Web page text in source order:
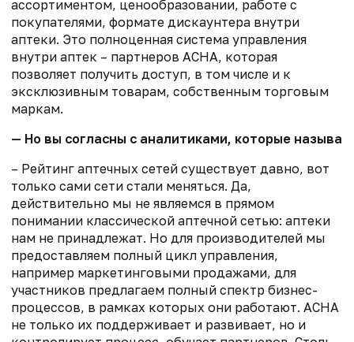
ассортиментом, ценообразовании, работе с
покупателями, формате дискаунтера внутри
аптеки. Это полноценная система управления
внутри аптек – партнеров АСНА, которая
позволяет получить доступ, в том числе и к
эксклюзивным товарам, собственным торговым
маркам.
— Но вы согласны с аналитиками, которые
– Рейтинг аптечных сетей существует давно, вот
только сами сети стали меняться. Да,
действительно мы не являемся в прямом
понимании классической аптечной сетью: аптеки
нам не принадлежат. Но для производителей мы
предоставляем полный цикл управления,
например маркетинговыми продажами, для
участников предлагаем полный спектр бизнес-
процессов, в рамках которых они работают. АСНА
не только их поддерживает и развивает, но и